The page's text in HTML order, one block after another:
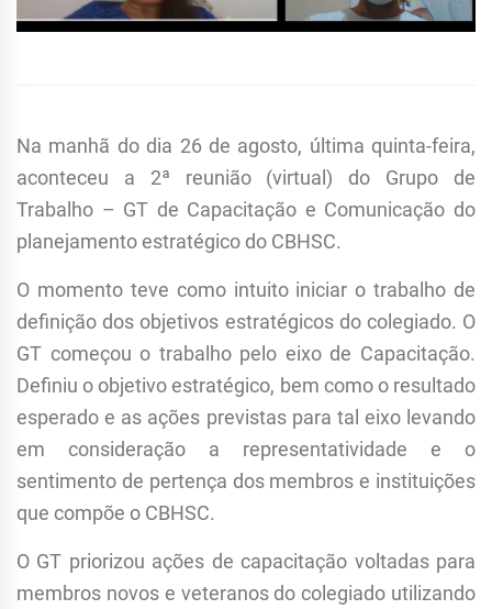
Na manhã do dia 26 de agosto, última quinta-feira,
aconteceu a 2ª reunião (virtual) do Grupo de
Trabalho – GT de Capacitação e Comunicação do
planejamento estratégico do CBHSC.
O momento teve como intuito iniciar o trabalho de
definição dos objetivos estratégicos do colegiado. O
GT começou o trabalho pelo eixo de Capacitação.
Definiu o objetivo estratégico, bem como o resultado
esperado e as ações previstas para tal eixo levando
em consideração a representatividade e o
sentimento de pertença dos membros e instituições
que compõe o CBHSC.
O GT priorizou ações de capacitação voltadas para
membros novos e veteranos do colegiado utilizando